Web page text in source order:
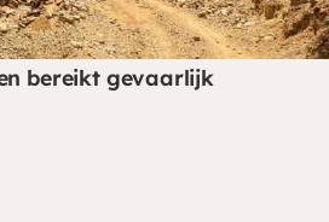
bereikt gevaarlijk